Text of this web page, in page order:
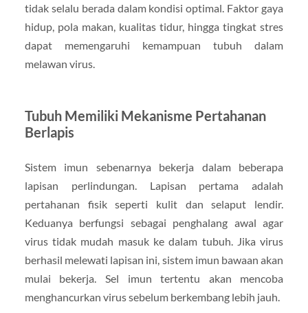
tidak selalu berada dalam kondisi optimal. Faktor gaya
hidup, pola makan, kualitas tidur, hingga tingkat stres
dapat memengaruhi kemampuan tubuh dalam
melawan virus.
Tubuh Memiliki Mekanisme Pertahanan
Berlapis
Sistem imun sebenarnya bekerja dalam beberapa
lapisan perlindungan. Lapisan pertama adalah
pertahanan fisik seperti kulit dan selaput lendir.
Keduanya berfungsi sebagai penghalang awal agar
virus tidak mudah masuk ke dalam tubuh. Jika virus
berhasil melewati lapisan ini, sistem imun bawaan akan
mulai bekerja. Sel imun tertentu akan mencoba
menghancurkan virus sebelum berkembang lebih jauh.